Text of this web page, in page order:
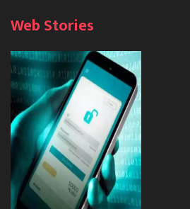
Web Stories